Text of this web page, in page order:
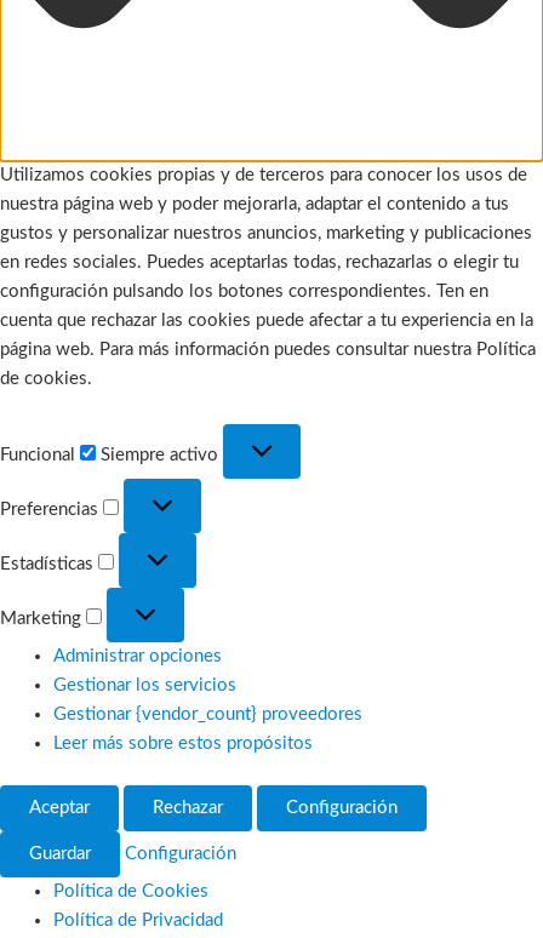
Utilizamos cookies propias y de terceros para conocer los usos de
nuestra página web y poder mejorarla, adaptar el contenido a tus
gustos y personalizar nuestros anuncios, marketing y publicaciones
en redes sociales. Puedes aceptarlas todas, rechazarlas o elegir tu
configuración pulsando los botones correspondientes. Ten en
cuenta que rechazar las cookies puede afectar a tu experiencia en la
página web. Para más información puedes consultar nuestra Política
de cookies.
Funcional Siempre activo
Preferencias
Estadísticas
Marketing
Administrar opciones
Gestionar los servicios
Gestionar {vendor_count} proveedores
Leer más sobre estos propósitos
Aceptar Rechazar Configuración
Guardar Configuración
Política de Cookies
Política de Privacidad